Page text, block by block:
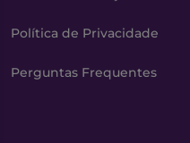
Política de Privacidade
Perguntas Frequentes